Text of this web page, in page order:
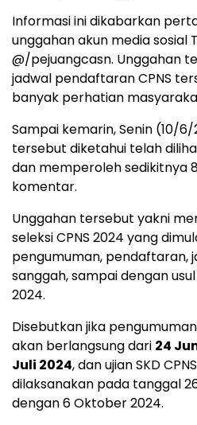
Informasi ini dikabarkan
unggahan akun media sosial
@/pejuangcasn. Unggahan
jadwal pendaftaran CPNS
banyak perhatian
Sampai kemarin, Senin (10/
tersebut diketahui telah
dan memperoleh sedikitnya
komentar.
Unggahan tersebut yakni
seleksi CPNS 2024 yang
pengumuman, pendaftaran,
sanggah, sampai dengan
2024.
Disebutkan jika pengumuman
akan berlangsung dari 24
Juli 2024, dan ujian SKD
dilaksanakan pada tanggal
dengan 6 Oktober 2024.